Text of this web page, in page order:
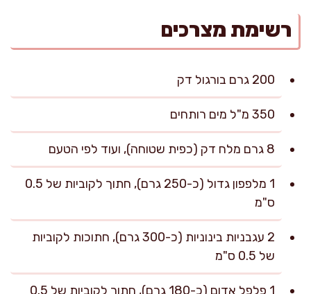
רשימת מצרכים
200 גרם בורגול דק
350 מ"ל מים רותחים
8 גרם מלח דק (כפית שטוחה), ועוד לפי הטעם
1 מלפפון גדול (כ-250 גרם), חתוך לקוביות של 0.5
ס"מ
2 עגבניות בינוניות (כ-300 גרם), חתוכות לקוביות
של 0.5 ס"מ
1 פלפל אדום (כ-180 גרם), חתוך לקוביות של 0.5